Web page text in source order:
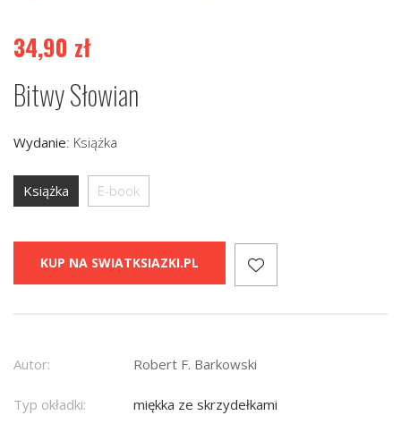
34,90 zł
Bitwy Słowian
Wydanie: Książka
Książka E-book
KUP NA SWIATKSIAZKI.PL
Autor: Robert F. Barkowski
Typ okładki: miękka ze skrzydełkami